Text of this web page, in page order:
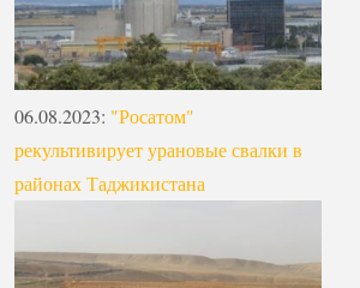
06.08.2023: "Росатом"
рекультивирует урановые свалки в
районах Таджикистана